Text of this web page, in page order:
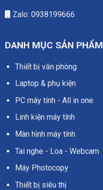
Zalo: 0938199666
DANH MỤC SẢN PHẨM
Thiết bị văn phòng
Laptop & phụ kiện
PC máy tính - All in one
Linh kiện máy tính
Màn hình máy tính
Tai nghe - Loa - Webcam
Máy Photocopy
Thiết bị siêu thị